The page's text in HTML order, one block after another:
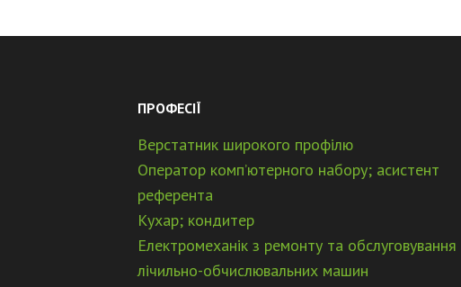
ПРОФЕСІЇ
Верстатник широкого профілю
Оператор комп’ютерного набору; асистент
референта
Кухар; кондитер
Електромеханік з ремонту та обслуговування
лічильно-обчислювальних машин